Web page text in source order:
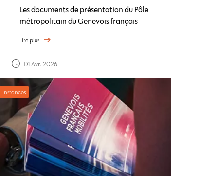
Les documents de présentation du Pôle
métropolitain du Genevois français
Lire plus
01 Avr. 2026
Instances